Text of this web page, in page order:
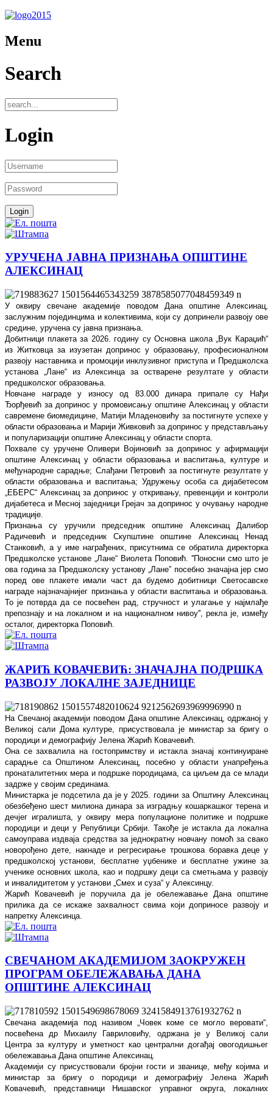
Menu
Search
Login
УРУЧЕНА ЈАВНА ПРИЗНАЊА ОПШТИНЕ
АЛЕКСИНАЦ
У оквиру свечане академије поводом Дана општине Алексинац,
заслужним појединцима и колективима, који су допринели развоју ове
средине, уручена су јавна признања.
Добитници плакета за 2026. годину су Основна школа „Вук Караџић“
из Житковца за изузетан допринос у образовању, професионалном
развоју наставника и промоцији инклузивног приступа и Предшколска
установа „Лане“ из Алексинца за остварене резултате у области
предшколског образовања.
Новчане награде у износу од 83.000 динара припале су Нађи
Ђорђевић за допринос у промовисању општине Алексинац у области
савремене биомедицине, Матији Младеновићу за постигнуте успехе у
области образовања и Марији Живковић за допринос у представљању
и популаризацији општине Алексинац у области спорта.
Похвале су уручене Оливери Војиновић за допринос у афирмацији
општине Алексинац у области образовања и васпитања, културе и
међународне сарадње; Слађани Петровић за постигнуте резултате у
области образовања и васпитања; Удружењу особа са дијабетесом
„ЕБЕРС“ Алексинац за допринос у откривању, превенцији и контроли
дијабетеса и Месној заједници Грејач за допринос у очувању народне
традиције.
Признања су уручили председник општине Алексинац Далибор
Радичевић и председник Скупштине општине Алексинац Ненад
Станковић, а у име награђених, присутнима се обратила директорка
Предшколске установе „Лане“ Виолета Поповић. ''Поносни смо што је
ова година за Предшколску установу „Ланеˮ посебно значајна јер смо
поред ове плакете имали част да будемо добитници Светосавске
награде најзначајнијег признања у области васпитања и образовања.
То је потврда да се посвећен рад, стручност и улагање у најмлађе
препознају и на локалном и на националном нивоу'', рекла је, између
осталог, директорка Поповић.
ЖАРИЋ КОВАЧЕВИЋ: ЗНАЧАЈНА ПОДРШКА
РАЗВОЈУ ЛОКАЛНЕ ЗАЈЕДНИЦЕ
На Свечаној академији поводом Дана општине Алексинац, одржаној у
Великој сали Дома културе, присуствовала је министар за бригу о
породици и демографију Јелена Жарић Ковачевић.
Она се захвалила на гостопримству и истакла значај континуиране
сарадње са Општином Алексинац, посебно у области унапређења
пронаталитетних мера и подршке породицама, са циљем да се млади
задрже у својим срединама.
Министарка је подсетила да је у 2025. години за Општину Алексинац
обезбеђено шест милиона динара за изградњу кошаркашког терена и
дечјег игралишта, у оквиру мера популационе политике и подршке
породици и деци у Републици Србији. Такође је истакла да локална
самоуправа издваја средства за једнократну новчану помоћ за свако
новорођено дете, накнаде и регресирање трошкова боравка деце у
предшколској установи, бесплатне уџбенике и бесплатне ужине за
ученике основних школа, као и подршку деци са сметњама у развоју
и инвалидитетом у установи „Смех и суза“ у Алексинцу.
Жарић Ковачевић је поручила да је обележавање Дана општине
прилика да се искаже захвалност свима који доприносе развоју и
напретку Алексинца.
СВЕЧАНОМ АКАДЕМИЈОМ ЗАОКРУЖЕН
ПРОГРАМ ОБЕЛЕЖАВАЊА ДАНА
ОПШТИНЕ АЛЕКСИНАЦ
Свечана академија под називом „Човек коме се могло веровати“,
посвећена др Михаилу Гавриловићу, одржана је у Великој сали
Центра за културу и уметност као централни догађај овогодишњег
обележавања Дана општине Алексинац.
Академији су присуствовали бројни гости и званице, међу којима и
министар за бригу о породици и демографију Јелена Жарић
Ковачевић, представници Нишавског управног округа, локалних